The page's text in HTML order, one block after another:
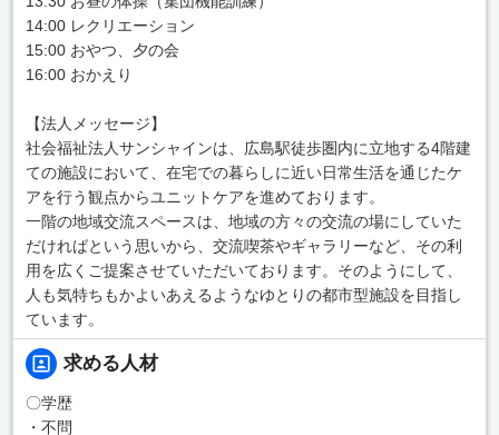
14:00 レクリエーション
15:00 おやつ、夕の会
16:00 おかえり
【法人メッセージ】
社会福祉法人サンシャインは、広島駅徒歩圏内に立地する4階建
ての施設において、在宅での暮らしに近い日常生活を通じたケ
アを行う観点からユニットケアを進めております。
一階の地域交流スペースは、地域の方々の交流の場にしていた
だければという思いから、交流喫茶やギャラリーなど、その利
用を広くご提案させていただいております。そのようにして、
人も気特ちもかよいあえるようなゆとりの都市型施設を目指し
ています。
求める人材
〇学歴
・不問